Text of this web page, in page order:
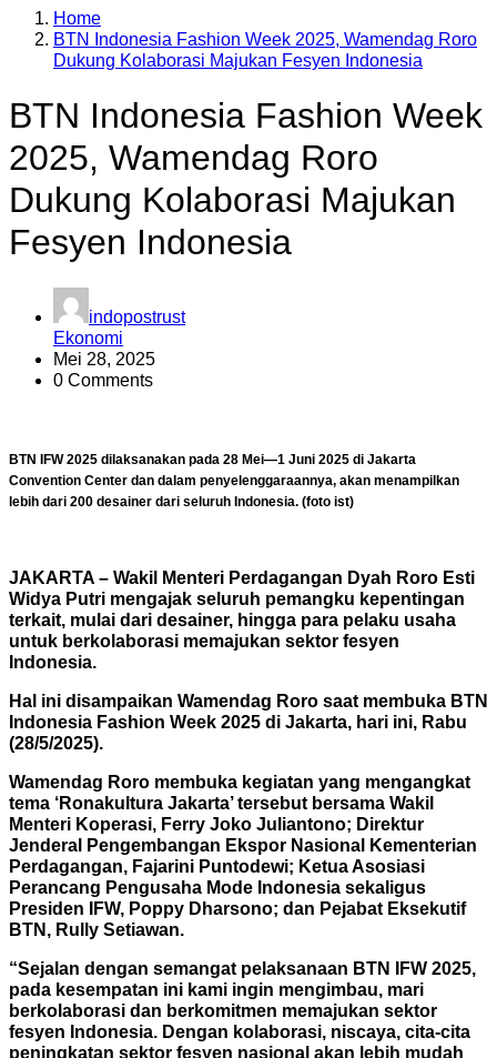
Home
BTN Indonesia Fashion Week 2025, Wamendag Roro
Dukung Kolaborasi Majukan Fesyen Indonesia
BTN Indonesia Fashion Week
2025, Wamendag Roro
Dukung Kolaborasi Majukan
Fesyen Indonesia
indopostrust
Ekonomi
Mei 28, 2025
0 Comments
BTN IFW 2025 dilaksanakan pada 28 Mei—1 Juni 2025 di Jakarta
Convention Center dan dalam penyelenggaraannya, akan menampilkan
lebih dari 200 desainer dari seluruh Indonesia. (foto ist)
JAKARTA – Wakil Menteri Perdagangan Dyah Roro Esti
Widya Putri mengajak seluruh pemangku kepentingan
terkait, mulai dari desainer, hingga para pelaku usaha
untuk berkolaborasi memajukan sektor fesyen
Indonesia.
Hal ini disampaikan Wamendag Roro saat membuka BTN
Indonesia Fashion Week 2025 di Jakarta, hari ini, Rabu
(28/5/2025).
Wamendag Roro membuka kegiatan yang mengangkat
tema ‘Ronakultura Jakarta’ tersebut bersama Wakil
Menteri Koperasi, Ferry Joko Juliantono; Direktur
Jenderal Pengembangan Ekspor Nasional Kementerian
Perdagangan, Fajarini Puntodewi; Ketua Asosiasi
Perancang Pengusaha Mode Indonesia sekaligus
Presiden IFW, Poppy Dharsono; dan Pejabat Eksekutif
BTN, Rully Setiawan.
“Sejalan dengan semangat pelaksanaan BTN IFW 2025,
pada kesempatan ini kami ingin mengimbau, mari
berkolaborasi dan berkomitmen memajukan sektor
fesyen Indonesia. Dengan kolaborasi, niscaya, cita-cita
peningkatan sektor fesyen nasional akan lebih mudah